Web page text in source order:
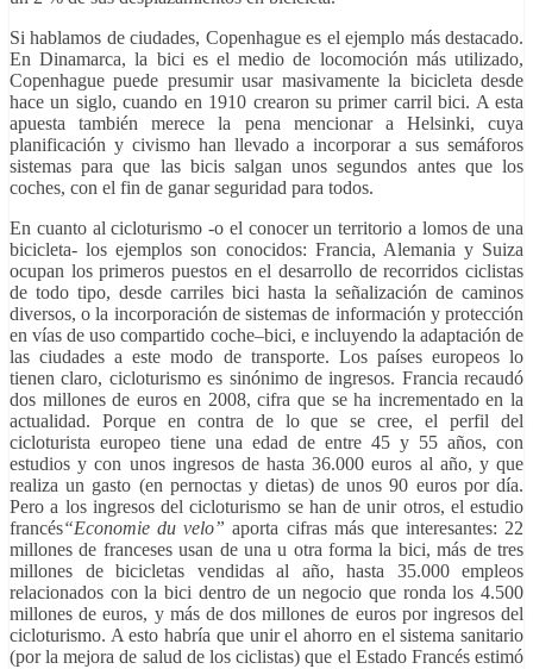
Si hablamos de ciudades, Copenhague es el ejemplo más destacado.
En Dinamarca, la bici es el medio de locomoción más utilizado,
Copenhague puede presumir usar masivamente la bicicleta desde
hace un siglo, cuando en 1910 crearon su primer carril bici. A esta
apuesta también merece la pena mencionar a Helsinki, cuya
planificación y civismo han llevado a incorporar a sus semáforos
sistemas para que las bicis salgan unos segundos antes que los
coches, con el fin de ganar seguridad para todos.
En cuanto al cicloturismo -o el conocer un territorio a lomos de una
bicicleta- los ejemplos son conocidos: Francia, Alemania y Suiza
ocupan los primeros puestos en el desarrollo de recorridos ciclistas
de todo tipo, desde carriles bici hasta la señalización de caminos
diversos, o la incorporación de sistemas de información y protección
en vías de uso compartido coche–bici, e incluyendo la adaptación de
las ciudades a este modo de transporte. Los países europeos lo
tienen claro, cicloturismo es sinónimo de ingresos. Francia recaudó
dos millones de euros en 2008, cifra que se ha incrementado en la
actualidad. Porque en contra de lo que se cree, el perfil del
cicloturista europeo tiene una edad de entre 45 y 55 años, con
estudios y con unos ingresos de hasta 36.000 euros al año, y que
realiza un gasto (en pernoctas y dietas) de unos 90 euros por día.
Pero a los ingresos del cicloturismo se han de unir otros, el estudio
francés“Economie du velo” aporta cifras más que interesantes: 22
millones de franceses usan de una u otra forma la bici, más de tres
millones de bicicletas vendidas al año, hasta 35.000 empleos
relacionados con la bici dentro de un negocio que ronda los 4.500
millones de euros, y más de dos millones de euros por ingresos del
cicloturismo. A esto habría que unir el ahorro en el sistema sanitario
(por la mejora de salud de los ciclistas) que el Estado Francés estimó